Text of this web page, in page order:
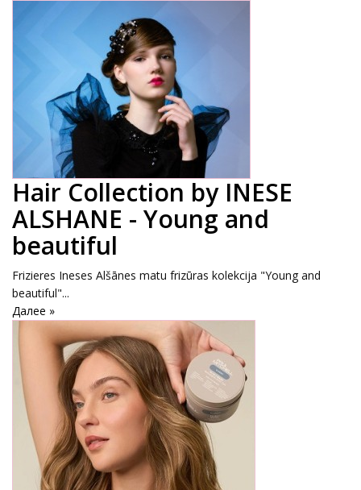
Hair Collection by INESE
ALSHANE - Young and
beautiful
Frizieres Ineses Alšānes matu frizūras kolekcija "Young and
beautiful"...
Далее »